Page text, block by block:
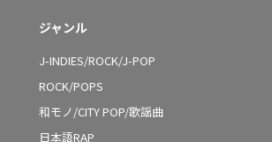
ジャンル
J-INDIES/ROCK/J-POP
ROCK/POPS
和モノ/CITY POP/歌謡曲
日本語RAP